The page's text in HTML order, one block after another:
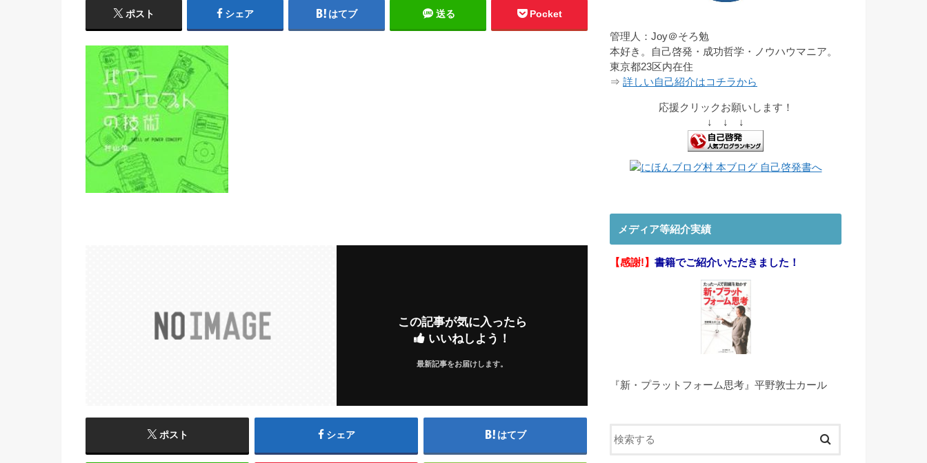
ポスト シェア はてブ 送る Pocket
この記事が気に入ったら
いいねしよう！
最新記事をお届けします。
ポスト シェア はてブ
管理人：Joy＠そろ勉
本好き。自己啓発・成功哲学・ノウハウマニア。
東京都23区内在住
⇒ 詳しい自己紹介はコチラから
応援クリックお願いします！
↓ ↓ ↓
メディア等紹介実績
【感謝!】 書籍でご紹介いただきました！
『新・プラットフォーム思考』平野敦士カール